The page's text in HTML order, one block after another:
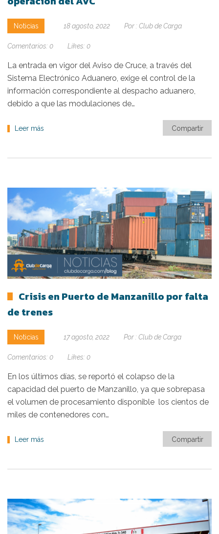
Noticias 18 agosto, 2022 Por : Club de Carga
Comentarios: 0 Likes: 0
La entrada en vigor del Aviso de Cruce, a través del
Sistema Electrónico Aduanero, exige el control de la
información correspondiente al despacho aduanero,
debido a que las modulaciones de…
Leer más Compartir
Crisis en Puerto de Manzanillo por falta
de trenes
Noticias 17 agosto, 2022 Por : Club de Carga
Comentarios: 0 Likes: 0
En los últimos días, se reportó el colapso de la
capacidad del puerto de Manzanillo, ya que sobrepasa
el volumen de procesamiento disponible los cientos de
miles de contenedores con…
Leer más Compartir